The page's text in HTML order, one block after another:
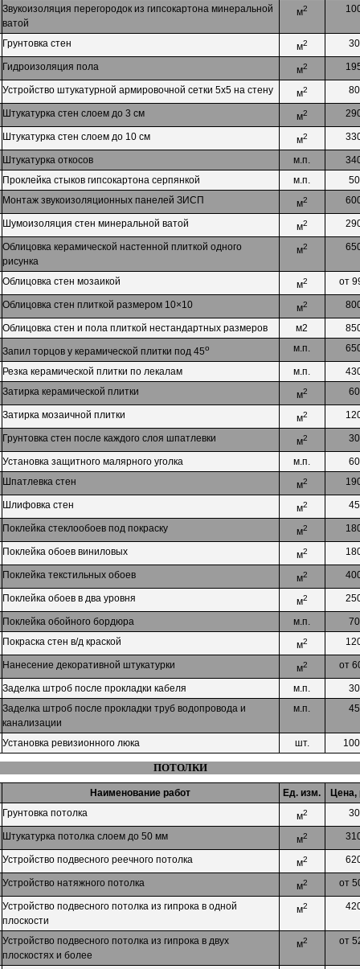
Звукоизоляция перегородок из гипсокартона минеральной
ватой
м2
Грунтовка стен м2 30
Гидроизоляция пола м2
Устройство штукатурной армировочной сетки 5х5 на стену м2 80
Штукатурка стен слоем до 3 см м2
Штукатурка стен слоем до 10 см м2
Штукатурка откосов м.п.
Проклейка стыков гипсокартона серпянкой м.п.
50
Монтаж звукоизоляционных панелей ЗИСП м2
Шумоизоляция стен минеральной ватой м2
Облицовка керамической настенной плиткой одного
рисунка
м2
Облицовка стен мозаикой м2 от
Облицовка стен плиткой размером 10×10 м2
Облицовка стен и пола плиткой нестандартных размеров м2
Запил торцов у керамической плитки под 45о м.п.
Резка керамической плитки по лекалам м.п.
Затирка керамической плитки м2 60
Затирка мозаичной плитки м2
Грунтовка стен после каждого слоя шпатлевки м2 30
Установка защитного малярного уголка м.п.
60
Шпатлевка стен м2
Шлифовка стен м2 45
Поклейка стеклообоев под покраску м2
Поклейка обоев виниловых м2
Поклейка текстильных обоев м2
Поклейка обоев в два уровня м2
Поклейка обойного бордюра м.п.
70
Покраска стен в/д краской м2
Нанесение декоративной штукатурки м2 от
Заделка штроб после прокладки кабеля м.п.
30
Заделка штроб после прокладки труб водопровода и
канализации
м.п. 45
Установка ревизионного люка шт.
ПОТОЛКИ
Наименование работ Ед. изм.
Цена,
Грунтовка потолка м2 30
Штукатурка потолка слоем до 50 мм м2
Устройство подвесного реечного потолка м2
Устройство натяжного потолка м2 от
Устройство подвесного потолка из гипрока в одной
плоскости
м2
Устройство подвесного потолка из гипрока в двух
плоскостях и более
м2 от